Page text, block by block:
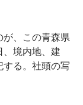
、この青森県
、境内地、建
る。社頭の写